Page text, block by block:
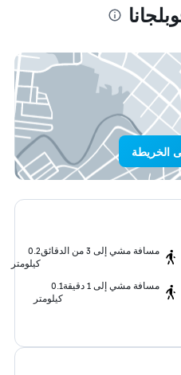
الخريطة
مسافة مشي إلى 3 من الدقائق
0.2
كيلومتر
مسافة مشي إلى 1 دقيقة
0.1
كيلومتر